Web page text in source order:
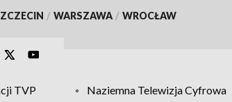
/ WARSZAWA / WROCŁAW
TVP Naziemna Telewizja Cyfrowa